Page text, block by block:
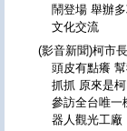
鬧登場 舉辦
文化交流
(影音新聞)柯市
頭皮有點癢
抓抓 原來是
參訪全台唯一
器人觀光工廠